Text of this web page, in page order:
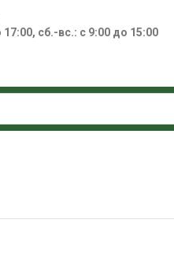
сб.-вс.: с 9:00 до 15:00